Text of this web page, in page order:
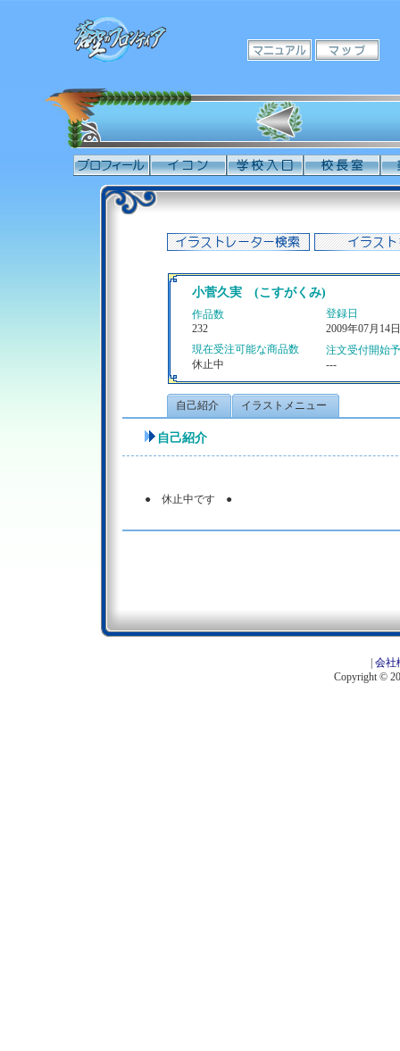
小菅久実 (こすがくみ)
作品数
232
登録日
2009年07月14日
現在受注可能な商品数
休止中
注文受付開始
---
自己紹介 イラストメニュー
自己紹介
● 休止中です ●
会社
Copyright ©